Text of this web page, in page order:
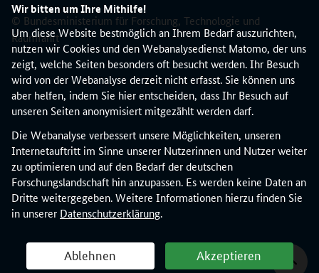
Wir bitten um Ihre Mithilfe!
Um diese Website bestmöglich an Ihrem Bedarf auszurichten,
nutzen wir Cookies und den Webanalysedienst Matomo, der uns
zeigt, welche Seiten besonders oft besucht werden. Ihr Besuch
wird von der Webanalyse derzeit nicht erfasst. Sie können uns
aber helfen, indem Sie hier entscheiden, dass Ihr Besuch auf
unseren Seiten anonymisiert mitgezählt werden darf.
Die Webanalyse verbessert unsere Möglichkeiten, unseren
Internetauftritt im Sinne unserer Nutzerinnen und Nutzer weiter
zu optimieren und auf den Bedarf der deutschen
Forschungslandschaft hin anzupassen. Es werden keine Daten an
Dritte weitergegeben. Weitere Informationen hierzu finden Sie
in unserer Datenschutzerklärung.
Ablehnen Akzeptieren
o
n
a
l
e
K
o
t
a
k
t
s
t
© Bundesministerium für Forschung, Technologie und
Raumfahrt